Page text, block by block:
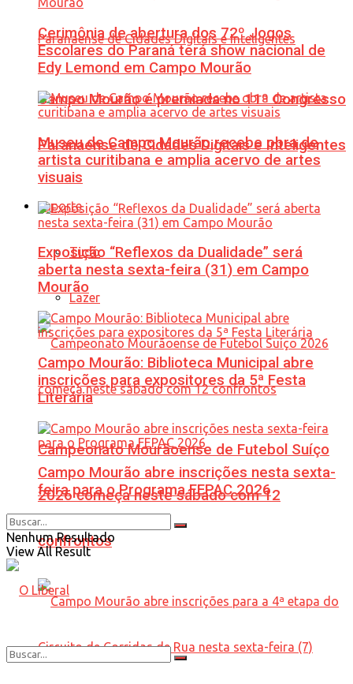
Campo Mourão é premiada no 11º Congresso
Paranaense de Cidades Digitais e Inteligentes
Esporte
Tudo
Lazer
Campeonato Mourãoense de Futebol Suíço
2026 começa neste sábado com 12
confrontos
Cerimônia de abertura dos 72º Jogos
Escolares do Paraná terá show nacional de
Edy Lemond em Campo Mourão
Museu de Campo Mourão recebe obra de
artista curitibana e amplia acervo de artes
visuais
Exposição “Reflexos da Dualidade” será
aberta nesta sexta-feira (31) em Campo
Mourão
Campo Mourão: Biblioteca Municipal abre
inscrições para expositores da 5ª Festa
Literária
Campo Mourão abre inscrições nesta sexta-
feira para o Programa FEPAC 2026
Nenhum Resultado
View All Result